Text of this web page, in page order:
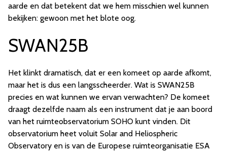
aarde en dat betekent dat we hem misschien wel kunnen
bekijken: gewoon met het blote oog.
SWAN25B
Het klinkt dramatisch, dat er een komeet op aarde afkomt,
maar het is dus een langsscheerder. Wat is SWAN25B
precies en wat kunnen we ervan verwachten? De komeet
draagt dezelfde naam als een instrument dat je aan boord
van het ruimteobservatorium SOHO kunt vinden. Dit
observatorium heet voluit Solar and Heliospheric
Observatory en is van de Europese ruimteorganisatie ESA